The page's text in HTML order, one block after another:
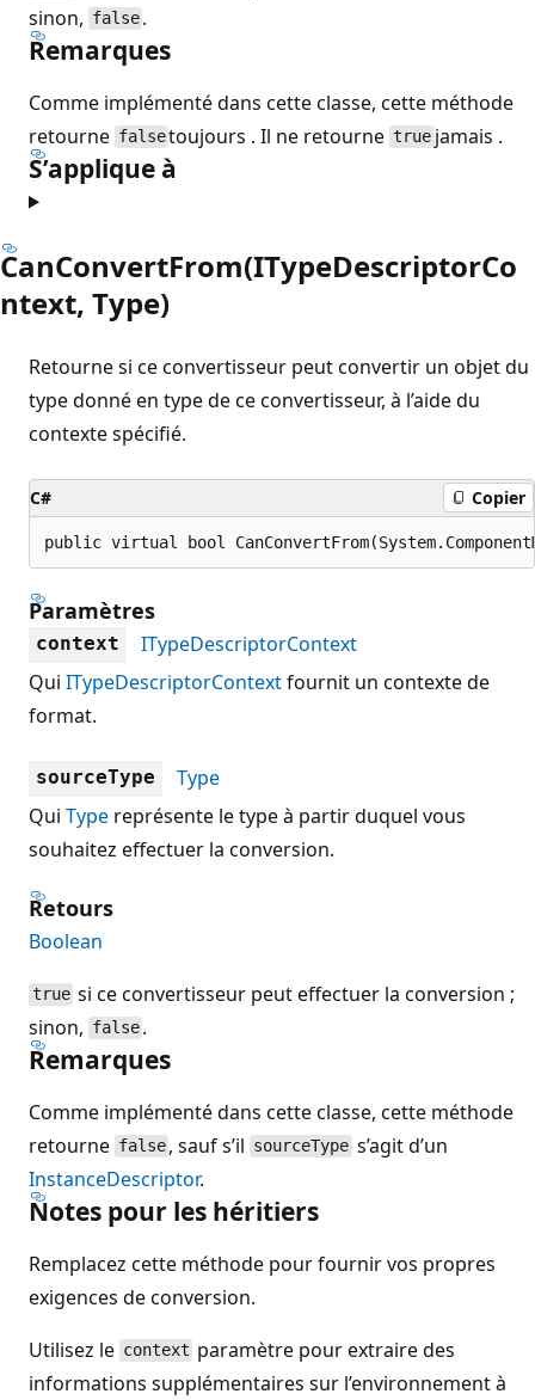
sinon, false .
Remarques
Comme implémenté dans cette classe, cette méthode
retourne falsetoujours . Il ne retournetruejamais .
S’applique à
CanConvertFrom(ITypeDescriptorCo
ntext, Type)
Retourne si ce convertisseur peut convertir un objet du
type donné en type de ce convertisseur, à l’aide du
contexte spécifié.
C# Copier
public virtual bool
Paramètres
context
ITypeDescriptorContext
Qui ITypeDescriptorContextfournit un contexte de
format.
sourceType
Type
Qui Type représente le type à partir duquel vous
souhaitez effectuer la conversion.
Retours
Boolean
true si ce convertisseur peut effectuer la conversion ;
sinon, false .
Remarques
Comme implémenté dans cette classe, cette méthode
retourne false , sauf s’il sourceType s’agit d’un
InstanceDescriptor.
Notes pour les héritiers
Remplacez cette méthode pour fournir vos propres
exigences de conversion.
Utilisez le context paramètre pour extraire des
informations supplémentaires sur l’environnement à